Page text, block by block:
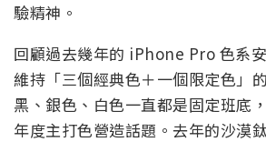
驗精神。
回顧過去幾年的 iPhone Pro 色系
維持「三個經典色＋一個限定色」
黑、銀色、白色一直都是固定班底
年度主打色營造話題。去年的沙漠